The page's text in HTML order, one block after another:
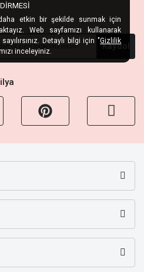
Kaydol
etkin bir şekilde sunmak için
Web sayfamızı kullanarak
Detaylı bilgi için "Gizlilik
inceleyiniz.